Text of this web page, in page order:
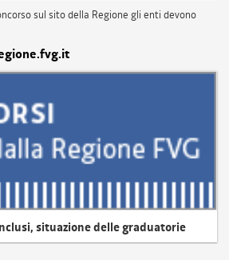
sul sito della Regione gli enti devono
situazione delle graduatorie